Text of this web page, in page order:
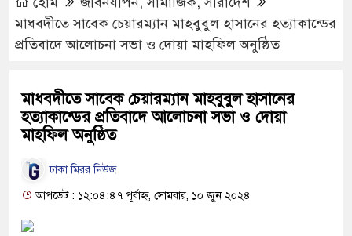
মাধবদীতে সাবেক চেয়ারম্যান মাহবুবুল হাসানের হত্যাকান্ডের
প্রতিবাদে আলোচনা সভা ও দোয়া মাহফিল অনুষ্ঠিত
মাধবদীতে সাবেক চেয়ারম্যান মাহবুবুল হাসানের
হত্যাকান্ডের প্রতিবাদে আলোচনা সভা ও দোয়া
মাহফিল অনুষ্ঠিত
ঢাকা মিরর নিউজ
আপডেট : ১২:০৪:৪৭ পূর্বাহ্ন, সোমবার, ১০ জুন ২০২৪